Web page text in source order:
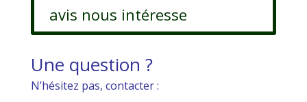
avis nous intéresse
Une question ?
N’hésitez pas, contacter :